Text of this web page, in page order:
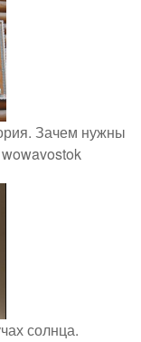
Зачем нужны
солнца.